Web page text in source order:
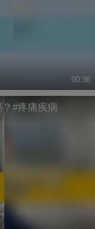
00:36
#疼痛疾病